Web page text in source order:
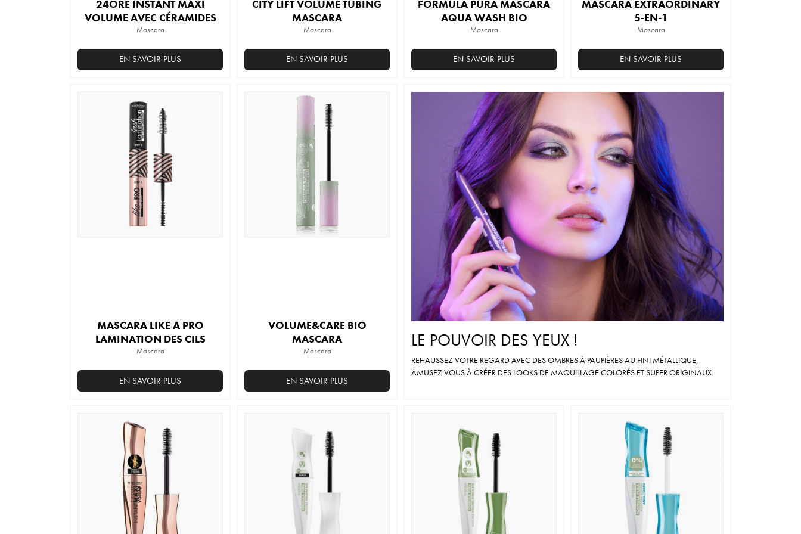
24ORE INSTANT MAXI
VOLUME AVEC CÉRAMIDES
Mascara
EN SAVOIR PLUS
CITY LIFT VOLUME TUBING
MASCARA
Mascara
EN SAVOIR PLUS
plusieurs
variations.
la
FORMULA PURA MASCARA
AQUA WASH BIO
Mascara
EN SAVOIR PLUS
MASCARA EXTRAORDINARY
5-EN-1
Mascara
EN SAVOIR PLUS
MASCARA LIKE A PRO
LAMINATION DES CILS
Mascara
EN SAVOIR PLUS
VOLUME&CARE BIO
MASCARA
Mascara
EN SAVOIR PLUS
LE POUVOIR DES YEUX !
REHAUSSEZ VOTRE REGARD AVEC DES OMBRES À PAUPIÈRES AU FINI MÉTALLIQUE,
AMUSEZ VOUS À CRÉER DES LOOKS DE MAQUILLAGE COLORÉS ET SUPER ORIGINAUX.